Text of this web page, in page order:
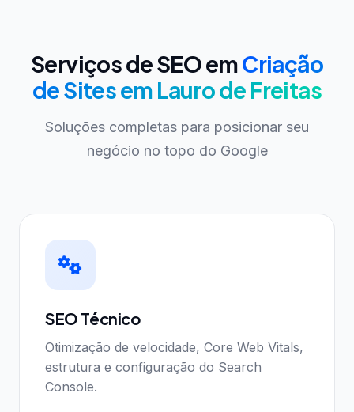
Serviços de SEO emCriação
de Sites em Lauro de Freitas
Soluções completas para posicionar seu
negócio no topo do Google
SEO Técnico
Otimização de velocidade, Core Web Vitals,
estrutura e configuração do Search
Console.